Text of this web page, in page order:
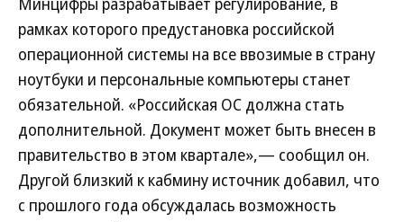
рамках которого предустановка российской
операционной системы на все ввозимые в страну
ноутбуки и персональные компьютеры станет
обязательной. «Российская ОС должна стать
дополнительной. Документ может быть внесен в
правительство в этом квартале»,— сообщил он.
Другой близкий к кабмину источник добавил, что
с прошлого года обсуждалась возможность